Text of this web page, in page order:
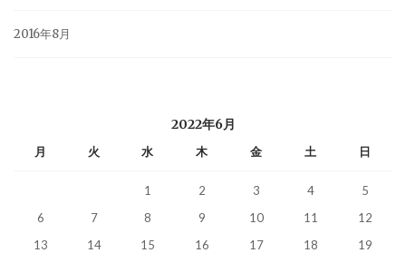
2016年8月
2022年6月
月 火 水 木 金 土 日
1 2 3 4
5
6
7 8 9 10 11
12
13
14 15 16 17 18 19